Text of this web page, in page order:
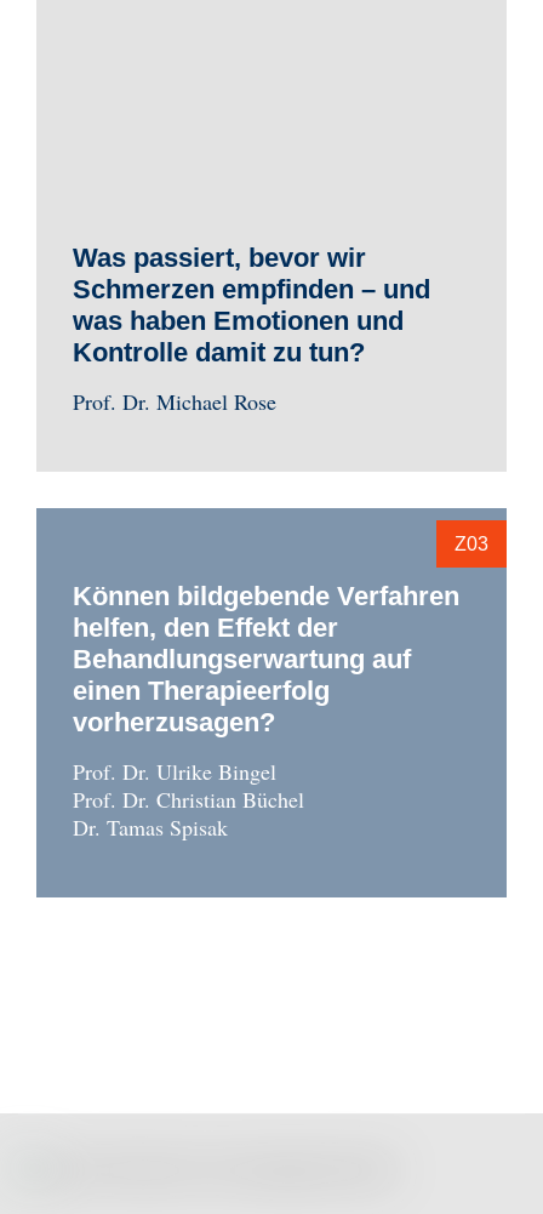
Was passiert, bevor wir
Schmerzen empfinden – und
was haben Emotionen und
Kontrolle damit zu tun?
Prof. Dr. Michael Rose
Z03
Können bildgebende Verfahren
helfen, den Effekt der
Behandlungserwartung auf
einen Therapieerfolg
vorherzusagen?
Prof. Dr. Ulrike Bingel
Prof. Dr. Christian Büchel
Dr. Tamas Spisak